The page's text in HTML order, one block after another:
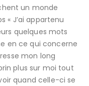
un monde
« J’ai appartenu
quelques mots
en ce qui concerne
mon long
plus sur moi tout
quand celle-ci se